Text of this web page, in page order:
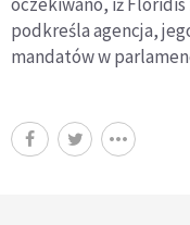
podkreśla agencja,
mandatów w